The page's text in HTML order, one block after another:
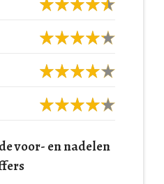
voor- en nadelen